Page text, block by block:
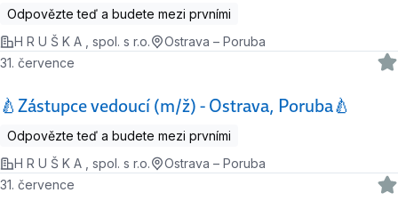
Odpovězte teď a budete mezi prvními
H R U Š K A , spol. s r.o.
Ostrava – Poruba
🍐Zástupce vedoucí (m/ž) - Ostrava, Poruba🍐
31. července
Odpovězte teď a budete mezi prvními
H R U Š K A , spol. s r.o.
Ostrava – Poruba
31. července